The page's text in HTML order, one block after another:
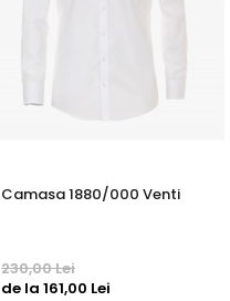
Camasa 1880/000 Venti
230,00 Lei
de la 161,00 Lei